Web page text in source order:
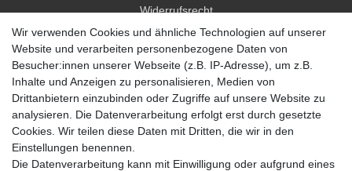
Widerrufsrecht
Widerrufsformular
Hilfe
Mein Konto
Registrieren
Anmelden
Unternehmen
Wir verwenden Cookies und ähnliche Technologien auf unserer
Website und verarbeiten personenbezogene Daten von
Besucher:innen unserer Webseite (z.B. IP-Adresse), um z.B.
Inhalte und Anzeigen zu personalisieren, Medien von
Drittanbietern einzubinden oder Zugriffe auf unsere Website zu
analysieren. Die Datenverarbeitung erfolgt erst durch gesetzte
Cookies. Wir teilen diese Daten mit Dritten, die wir in den
Einstellungen benennen.
Die Datenverarbeitung kann mit Einwilligung oder aufgrund eines